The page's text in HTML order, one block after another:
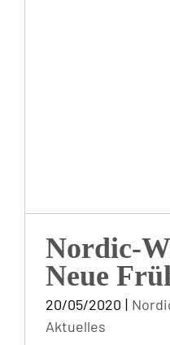
Nordic-
Neue
20/05/2020 |
Aktuelles